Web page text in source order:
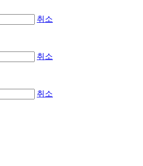
취소
취소
취소